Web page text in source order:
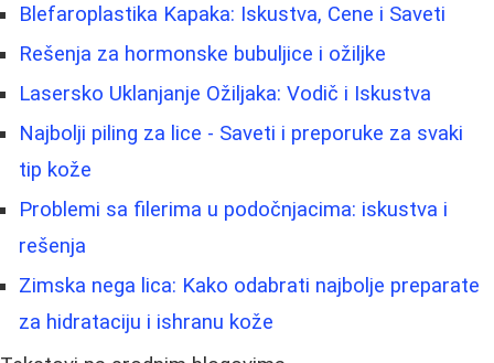
Blefaroplastika Kapaka: Iskustva, Cene i Saveti
Rešenja za hormonske bubuljice i ožiljke
Lasersko Uklanjanje Ožiljaka: Vodič i Iskustva
Najbolji piling za lice - Saveti i preporuke za svaki
tip kože
Problemi sa filerima u podočnjacima: iskustva i
rešenja
Zimska nega lica: Kako odabrati najbolje preparate
za hidrataciju i ishranu kože